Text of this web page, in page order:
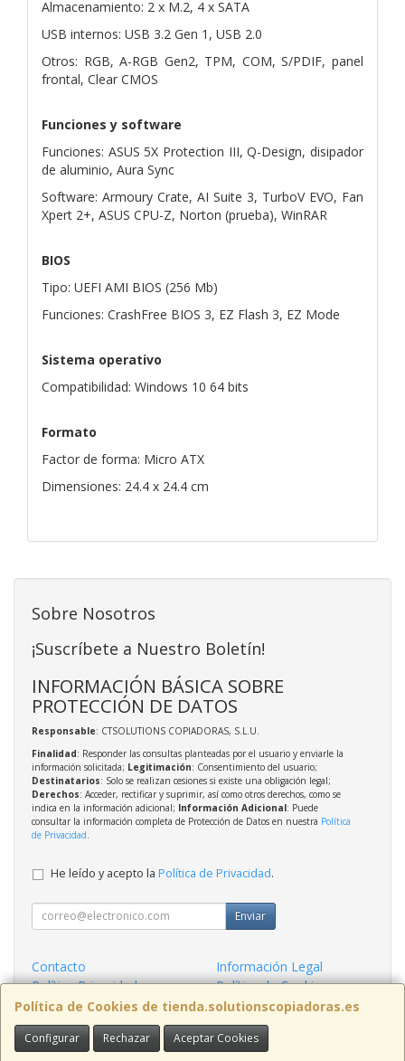
Almacenamiento: 2 x M.2, 4 x SATA
USB internos: USB 3.2 Gen 1, USB 2.0
Otros: RGB, A-RGB Gen2, TPM, COM, S/PDIF, panel
frontal, Clear CMOS
Funciones y software
Funciones: ASUS 5X Protection III, Q-Design, disipador
de aluminio, Aura Sync
Software: Armoury Crate, AI Suite 3, TurboV EVO, Fan
Xpert 2+, ASUS CPU-Z, Norton (prueba), WinRAR
BIOS
Tipo: UEFI AMI BIOS (256 Mb)
Funciones: CrashFree BIOS 3, EZ Flash 3, EZ Mode
Sistema operativo
Compatibilidad: Windows 10 64 bits
Formato
Factor de forma: Micro ATX
Dimensiones: 24.4 x 24.4 cm
Política de Cookies de tienda.solutionscopiadoras.es
Configurar Rechazar Aceptar Cookies
Sobre Nosotros
¡Suscríbete a Nuestro Boletín!
INFORMACIÓN BÁSICA SOBRE
PROTECCIÓN DE DATOS
Responsable: CTSOLUTIONS COPIADORAS, S.L.U.
Finalidad: Responder las consultas planteadas por el usuario y enviarle la
información solicitada; Legitimación: Consentimiento del usuario;
Destinatarios: Solo se realizan cesiones si existe una obligación legal;
Derechos: Acceder, rectificar y suprimir, así como otros derechos, como se
indica en la información adicional; Información Adicional: Puede
consultar la información completa de Protección de Datos en nuestra Política
de Privacidad
He leído y acepto la Política de Privacidad.
Enviar
Contacto
Información Legal
Política Privacidad
Política de Cookies
Condiciones de Compra
Formas de Pago
Contacto